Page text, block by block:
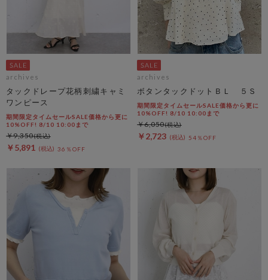
archives
タックドレープ花柄刺繍キャミ
ワンピース
期間限定タイムセールSALE価格から更に
10%OFF! 8/10 10:00まで
￥5,891 36％OFF
￥9,350
archives
ボタンタックドットＢＬ ５Ｓ
期間限定タイムセールSALE価格から更に
10%OFF! 8/10 10:00まで
￥2,723 54％OFF
￥6,050